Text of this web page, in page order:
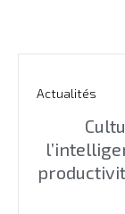
Actualités